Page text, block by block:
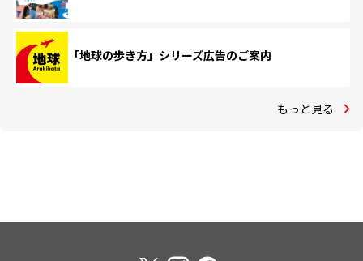
「地球の歩き方」シリーズ広告のご案内
もっと見る